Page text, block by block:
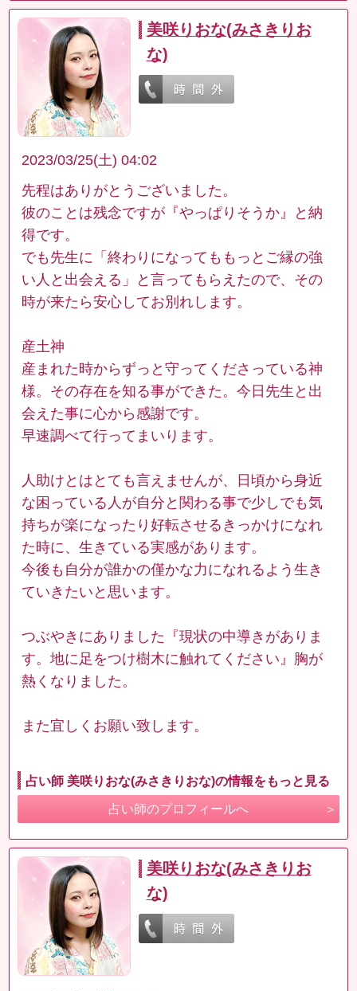
美咲りおな(みさきりお
な)
2023/03/25(土) 04:02
先程はありがとうございました。
彼のことは残念ですが『やっぱりそうか』と納
得です。
でも先生に「終わりになってももっとご縁の強
い人と出会える」と言ってもらえたので、その
時が来たら安心してお別れします。
産土神
産まれた時からずっと守ってくださっている神
様。その存在を知る事ができた。今日先生と出
会えた事に心から感謝です。
早速調べて行ってまいります。
人助けとはとても言えませんが、日頃から身近
な困っている人が自分と関わる事で少しでも気
持ちが楽になったり好転させるきっかけになれ
た時に、生きている実感があります。
今後も自分が誰かの僅かな力になれるよう生き
ていきたいと思います。
つぶやきにありました『現状の中導きがありま
す。地に足をつけ樹木に触れてください』胸が
熱くなりました。
また宜しくお願い致します。
占い師 美咲りおな(みさきりおな)の情報をもっと見る
占い師のプロフィールへ
美咲りおな(みさきりお
な)